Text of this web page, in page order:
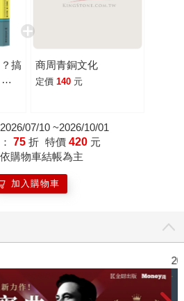
搞
店
商周青銅文化
定價 140 元
07/10 ~2026/10/01
75 折 特價 420 元
購物車結帳為主
加入購物車